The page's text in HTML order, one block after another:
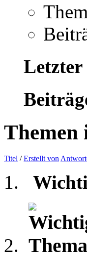
Themen
Titel /Erstellt von